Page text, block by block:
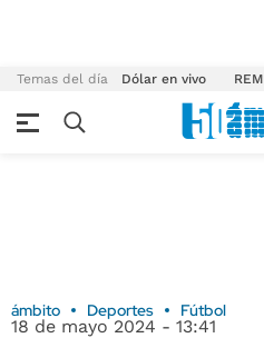
Temas del día Dólar en vivo REM
ámbito Deportes Fútbol
18 de mayo 2024 - 13:41